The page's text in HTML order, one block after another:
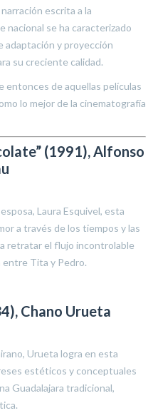
escrita a la
nacional se ha caracterizado
adaptación y proyección
su creciente calidad.
entonces de aquellas películas
lo mejor de la cinematografía
(1991), Alfonso
Laura Esquivel, esta
a través de los tiempos y las
retratar el flujo incontrolable
entre Tita y Pedro.
Chano Urueta
Urueta logra en esta
estéticos y conceptuales
Guadalajara tradicional,